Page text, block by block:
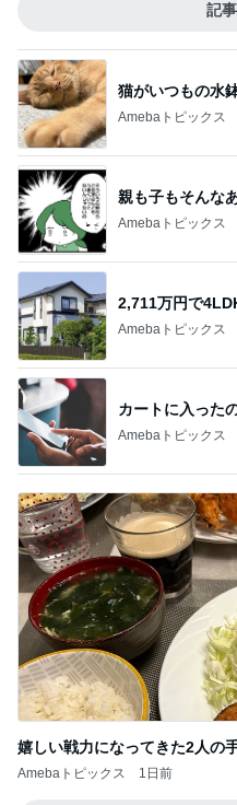
記
猫がいつもの水
Amebaトピックス
親も子もそんな
Amebaトピックス
2,711万円で
Amebaトピックス
カートに入った
Amebaトピックス
嬉しい戦力になってきた2人の
Amebaトピックス 1日前